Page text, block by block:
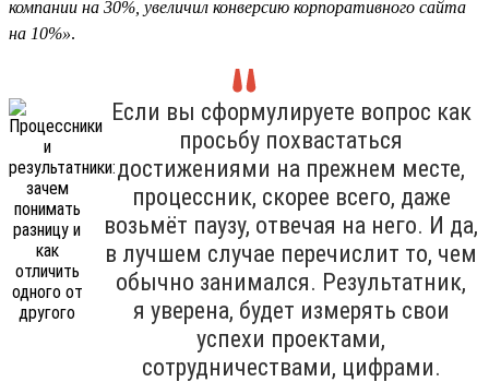
компании на 30%, увеличил конверсию корпоративного сайта
на 10%».
Если вы сформулируете вопрос как
просьбу похвастаться
достижениями на прежнем месте,
процессник, скорее всего, даже
возьмёт паузу, отвечая на него. И да,
в лучшем случае перечислит то, чем
обычно занимался. Результатник,
я уверена, будет измерять свои
успехи проектами,
сотрудничествами, цифрами.